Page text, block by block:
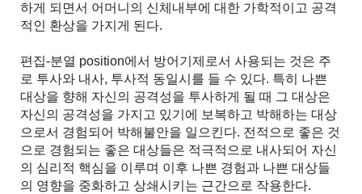
하게 되면서 어머니의 신체내부에 대한 가학적이고 공격
적인 환상을 가지게 된다.
편집-분열 position에서 방어기제로서 사용되는 것은 주
로 투사와 내사, 투사적 동일시를 들 수 있다. 특히 나쁜
대상을 향해 자신의 공격성을 투사하게 될 때 그 대상은
자신의 공격성을 가지고 있기에 보복하고 박해하는 대상
으로서 경험되어 박해불안을 일으킨다. 전적으로 좋은 것
으로 경험되는 좋은 대상들은 적극적으로 내사되어 자신
의 심리적 핵심을 이루며 이후 나쁜 경험과 나쁜 대상들
의 영향을 중화하고 상쇄시키는 근간으로 작용한다.